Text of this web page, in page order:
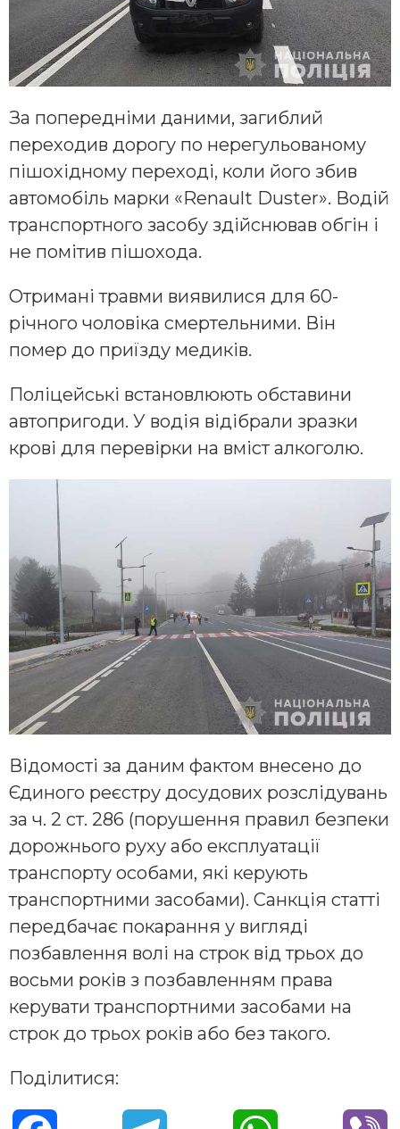
За попередніми даними, загиблий
переходив дорогу по нерегульованому
пішохідному переході, коли його збив
автомобіль марки «Renault Duster». Водій
транспортного засобу здійснював обгін і
не помітив пішохода.
Отримані травми виявилися для 60-
річного чоловіка смертельними. Він
помер до приїзду медиків.
Поліцейські встановлюють обставини
автопригоди. У водія відібрали зразки
крові для перевірки на вміст алкоголю.
Відомості за даним фактом внесено до
Єдиного реєстру досудових розслідувань
за ч. 2 ст. 286 (порушення правил безпеки
дорожнього руху або експлуатації
транспорту особами, які керують
транспортними засобами). Санкція статті
передбачає покарання у вигляді
позбавлення волі на строк від трьох до
восьми років з позбавленням права
керувати транспортними засобами на
строк до трьох років або без такого.
Поділитися: